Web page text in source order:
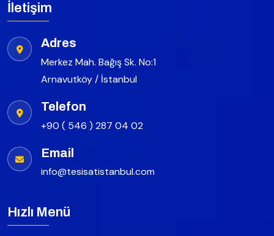
İletişim
Adres
Merkez Mah. Bağış Sk. No:1
Arnavutköy / İstanbul
Telefon
+90 ( 546 ) 287 04 02
Email
info@tesisatistanbul.com
Hızlı Menü